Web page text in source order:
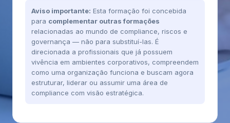
Aviso importante: Esta formação foi concebida
para complementar outras formações
relacionadas ao mundo de compliance, riscos e
governança — não para substituí-las. É
direcionada a profissionais que já possuem
vivência em ambientes corporativos, compreendem
como uma organização funciona e buscam agora
estruturar, liderar ou assumir uma área de
compliance com visão estratégica.